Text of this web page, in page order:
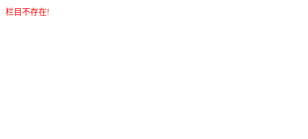
栏目不存在!